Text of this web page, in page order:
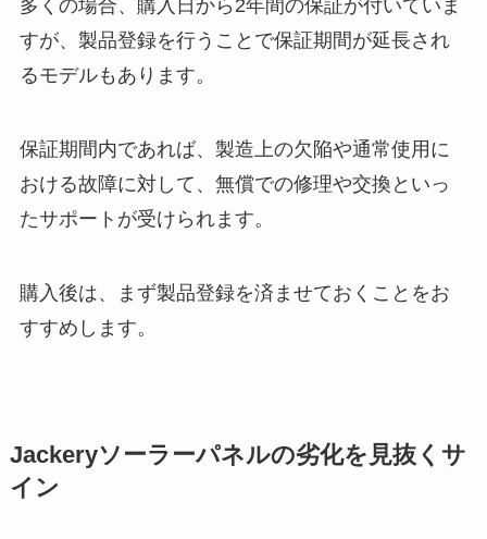
多くの場合、購入日から2年間の保証が付いていま
すが、製品登録を行うことで保証期間が延長され
るモデルもあります。
保証期間内であれば、製造上の欠陥や通常使用に
おける故障に対して、無償での修理や交換といっ
たサポートが受けられます。
購入後は、まず製品登録を済ませておくことをお
すすめします。
Jackeryソーラーパネルの劣化を見抜くサ
イン